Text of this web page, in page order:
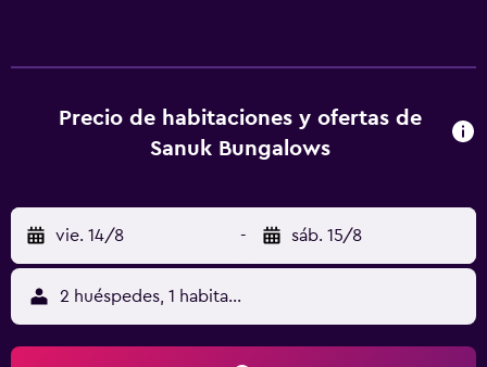
una piscina al aire libre y un jardín. El hotel se halla a
menos de 5 minutos a pie de varios restaurantes.
Precio de habitaciones y ofertas de
Sanuk Bungalows
vie. 14/8 - sáb. 15/8
2 huéspedes, 1 habitación